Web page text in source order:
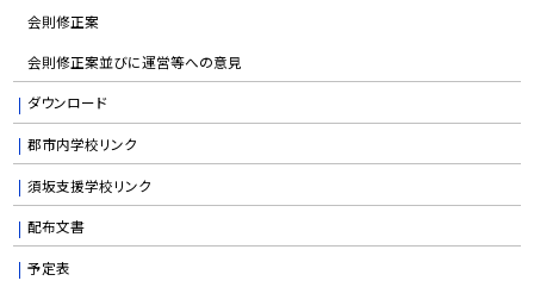
会則修正案
会則修正案並びに運営等への意見
ダウンロード
郡市内学校リンク
須坂支援学校リンク
配布文書
予定表